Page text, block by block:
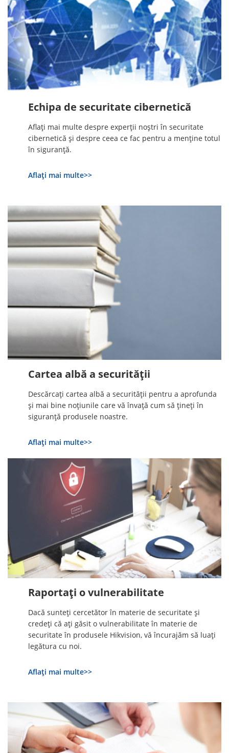
Echipa de securitate cibernetică
Aflați mai multe despre experții noștri în securitate
cibernetică și despre ceea ce fac pentru a menține totul
în siguranță.
Aflați mai multe>>
Cartea albă a securității
Descărcați cartea albă a securității pentru a aprofunda
și mai bine noțiunile care vă învață cum să țineți în
siguranță produsele noastre.
Aflați mai multe>>
Raportați o vulnerabilitate
Dacă sunteți cercetător în materie de securitate și
credeți că ați găsit o vulnerabilitate în materie de
securitate în produsele Hikvision, vă încurajăm să luați
legătura cu noi.
Aflați mai multe>>